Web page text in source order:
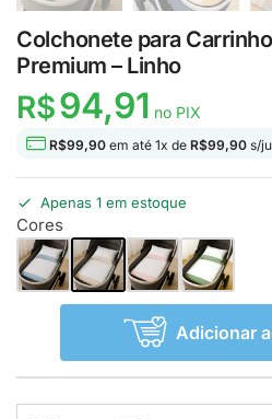
Colchonete para
Premium – Linho
R$94,91 no PIX
R$99,90 em até 1x de R$99,90 s/
Apenas 1 em estoque
Cores
Adicionar